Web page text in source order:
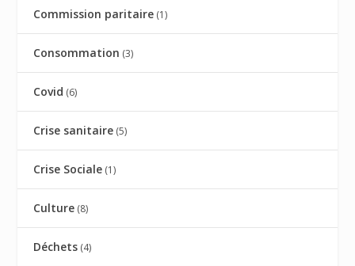
Commission paritaire (1)
Consommation (3)
Covid (6)
Crise sanitaire (5)
Crise Sociale (1)
Culture (8)
Déchets (4)